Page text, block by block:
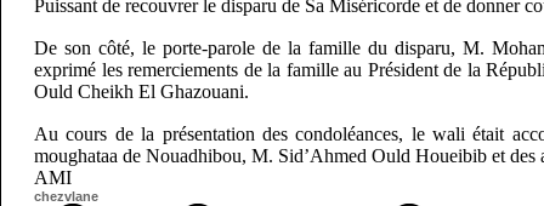
Puissant de recouvrer le disparu de Sa Miséricorde et de donner
De son côté, le porte-parole de la famille du disparu, M.
exprimé les remerciements de la famille au Président de la
Ould Cheikh El Ghazouani.
Au cours de la présentation des condoléances, le wali était
moughataa de Nouadhibou, M. Sid’Ahmed Ould Houeibib et des
AMI
chezvlane